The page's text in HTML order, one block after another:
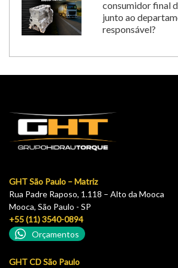
consumidor final
junto ao
responsável?
GHT São Paulo – Matriz
Rua Padre Raposo, 1.118 – Alto da Mooca
Mooca, São Paulo - SP
+55 (11) 3540-0894
Orçamentos
GHT CD São Paulo